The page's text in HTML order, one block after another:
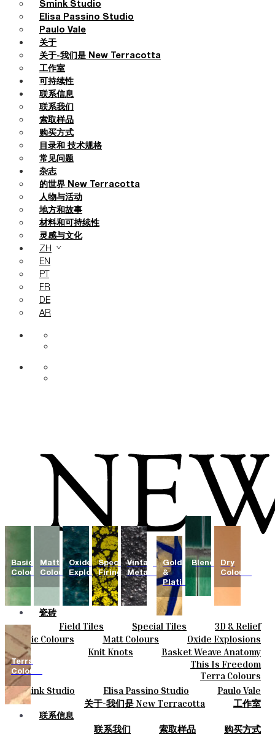
Smink Studio
Elisa Passino Studio
Paulo Vale
关于
关于-我们是 New Terracotta
工作室
可持续性
联系信息
联系我们
索取样品
购买方式
目录和 技术规格
常见问题
杂志
的世界 New Terracotta
人物与活动
地方和故事
材料和可持续性
灵感与文化
ZH
EN
PT
FR
DE
AR
瓷砖
Field Tiles Special Tiles
3D & Relief
Hand Painted
Bold Pattern
Parquet Bisque
Natural Cotto
Smink Studio
Elisa Passino
Paulo Vale
Basic Colours Matt Colours
Oxide Explosions
Special Firing
Vintage Metallics
Dry Colours
Terra Colours
陶瓷
Knit Knots
Basket Weave Anatomy
This Is Freedom
设计师
Smink Studio Elisa Passino Studio Paulo Vale
关于
关于-我们是 New Terracotta 工作室
联系信息
联系我们 索取样品
购买方式
Basic
Colours
Matt
Colours
Oxide
Explosions
Special
Firing
Vintage
Metallics
Gold
&
Platinum
Blends
Dry
Colours
Terra
Colours